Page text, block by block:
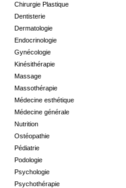
Chirurgie Plastique
Dentisterie
Dermatologie
Endocrinologie
Gynécologie
Kinésithérapie
Massage
Massothérapie
Médecine esthétique
Médecine générale
Nutrition
Ostéopathie
Pédiatrie
Podologie
Psychologie
Psychothérapie